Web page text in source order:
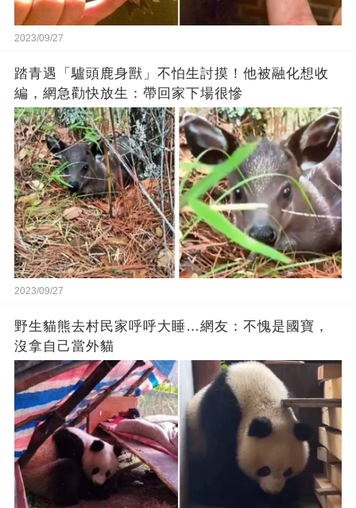
2023/09/27
踏青遇「驢頭鹿身獸」不怕生討摸！他被融化想收
編，網急勸快放生：帶回家下場很慘
2023/09/27
野生貓熊去村民家呼呼大睡…網友：不愧是國寶，
沒拿自己當外貓